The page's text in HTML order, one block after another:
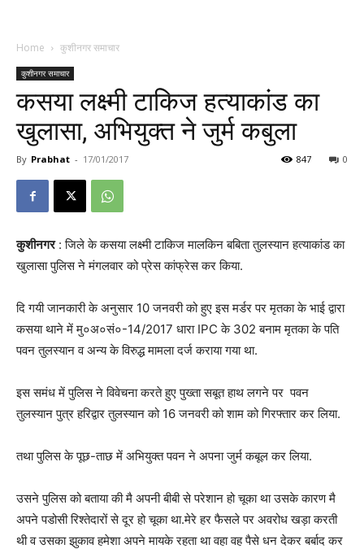
Home कुशीनगर समाचार
कुशीनगर समाचार
कसया लक्ष्मी टाकिज हत्याकांड का
खुलासा, अभियुक्त ने जुर्म कबुला
By Prabhat - 17/01/2017 0
847
कुशीनगर: जिले के कसया लक्ष्मी टाकिज मालकिन बबिता तुलस्यान हत्याकांड का
खुलासा पुलिस ने मंगलवार को प्रेस कांफ्रेस कर किया.
दि गयी जानकारी के अनुसार 10 जनवरी को हुए इस मर्डर पर मृतका के भाई द्वारा
कसया थाने में मु०अ०सं०-14/2017 धारा IPC के 302 बनाम मृतका के पति
पवन तुलस्यान व अन्य के विरुद्ध मामला दर्ज कराया गया था.
इस समंध में पुलिस ने विवेचना करते हुए पुख्ता सबूत हाथ लगने पर पवन
तुलस्यान पुत्र हरिद्वार तुलस्यान को 16 जनवरी को शाम को गिरफ्तार कर लिया.
तथा पुलिस के पूछ-ताछ में अभियुक्त पवन ने अपना जुर्म कबूल कर लिया.
उसने पुलिस को बताया की मै अपनी बीबी से परेशान हो चूका था उसके कारण मै
अपने पडोसी रिश्तेदारों से दूर हो चूका था.मेरे हर फैसले पर अवरोध खड़ा करती
थी व उसका झुकाव हमेशा अपने मायके रहता था वहा वह पैसे धन देकर बर्बाद कर